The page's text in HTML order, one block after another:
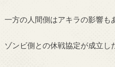
一方の人間側はアキラの影響も
ゾンビ側との休戦協定が成立し